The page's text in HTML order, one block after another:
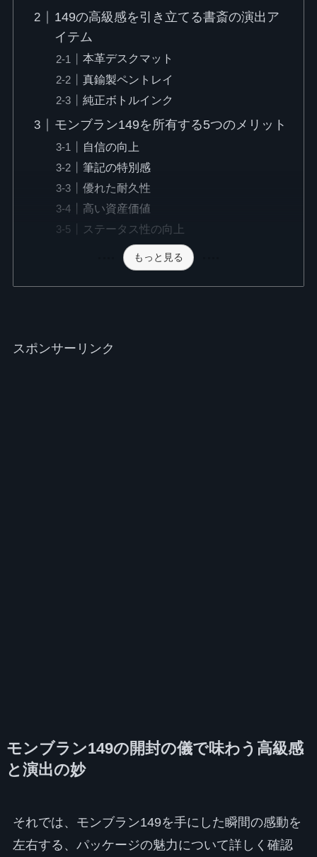
149の高級感を引き立てる書斎の演出ア
イテム
本革デスクマット
真鍮製ペントレイ
純正ボトルインク
モンブラン149を所有する5つのメリット
自信の向上
筆記の特別感
優れた耐久性
高い資産価値
ステータス性の向上
もっと見る
スポンサーリンク
モンブラン149の開封の儀で味わう高級感
と演出の妙
それでは、モンブラン149を手にした瞬間の感動を
左右する、パッケージの魅力について詳しく確認